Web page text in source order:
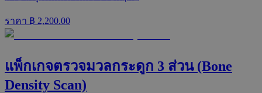
ราคา ฿ 2,200.00
แพ็กเกจตรวจมวลกระดูก 3 ส่วน (Bone
Density Scan)